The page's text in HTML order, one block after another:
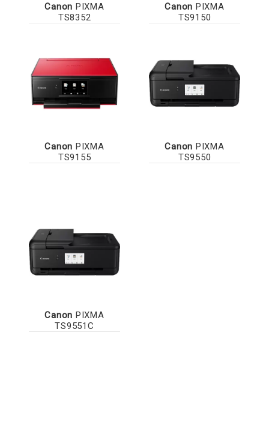
Canon PIXMA
TS8352
Canon PIXMA
TS9150
Canon PIXMA
TS9155
Canon PIXMA
TS9550
Canon PIXMA
TS9551C